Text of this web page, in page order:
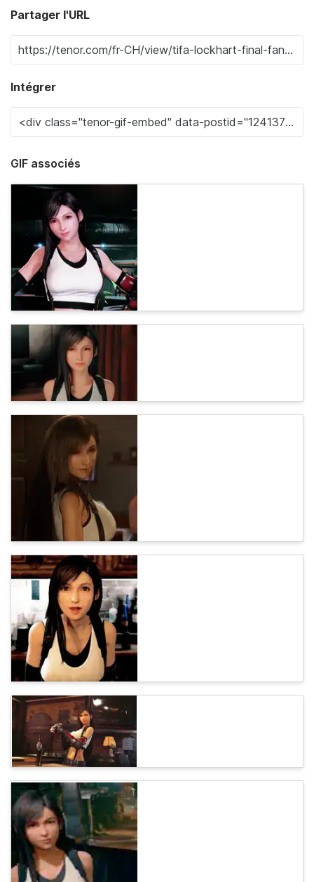
Partager l'URL
Intégrer
GIF associés